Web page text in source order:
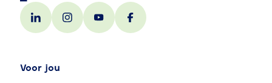
Voor jou